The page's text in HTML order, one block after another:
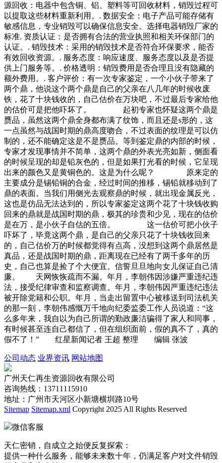
源回收：电器中包含铜、铝、塑料等可回收材料，销毁过程可
以提取这些材料重新利用。. 数据安全：电子产品可能存储有
敏感信息，专业销毁可以确保信息安全。选择电器销毁厂家的
标准. 资质认证：是否拥有合法的营业执照和相关环保部门的
认证。. 销毁技术：采用的销毁技术是否符合环保要求，能否
有效回收资源。. 服务态度：响应速度、服务态度以及是否提
供上门服务等。. 价格透明：销毁费用是否合理且没有隐藏的
额外费用。. 客户评价：有一次专家鉴定，一个小伙子带来了
两个鼎，他说这个两个鼎是自己的父亲在八几年的时候收废
铁，花了十块钱收的，自己估价在万块吧，不过最后专家给他
的估价可是把他吓坏了。 起初专家也怀疑这两个鼎是
赝品，虽然这两个鼎全身都布满了纹饰，而且还是s形的，这
一点虽然与战国时期的鼎高度吻合，不过表面的纹理是可以仿
制的，还不能确定这是不是赝品。等到鉴定鼎的内部的时候，
专家才发现事情并不简单，这两个鼎的外表光亮如新，侧面看
的时候呈现的却是铅灰色的，但是如果打光看的时候，它呈现
出来的颜色又是黄铜色的。这是为什么呢？ 原来定的
主要成分是锡铅铜的合金，经过时间的推移，锡铅就移动到了
鼎的表面。当我们用侧光去观察鼎的时候，就出现金属反光，
这也是仿品无法达到的，所以专家鉴定这两个花了十块钱收购
回来的鼎就是战国时期的鼎，极其的珍贵和少见，现在的估价
是在万，是小伙子自估的五倍。 这一估价可把小伙子
吓坏了，毕竟这两个鼎，是自己的父亲只花了十块钱收回来
的，自己估价万的时候都觉得有点高，没想到这两个鼎居然是
真品，还是战国时期的鼎，距离现在已经有了两千多年的历
史，自己也算是捡了个大便宜。信誓旦旦地向女儿保证自己清
廉。 天网恢恢疏而不漏。年月，李朝伟因涉嫌严重违纪违
法，接受纪律审查和监察调查。年月，李朝伟因严重违纪违法
被开除党籍和公职。年月，当走出留置中心被移送到司法机关
的那一刻，李朝伟感慨万千地向纪委监委工作人员说道：“这
么多年来，我自以为自己所谓的勤政廉洁骗得了家人和同事，
有时候甚至连自己都信了，但在组织面前，假的真不了，真的
假不了！” 红星新闻记者 王超 整理 编辑 张波
公司动态 业界资讯 网站地图
广州天仁再生资源回收有限公司
咨询热线：13711115910
地址：广州市天河区小新塘横圳路10号
Sitemap Sitemap.xml Copyright 2025 All Rights Reserved
微信客服
天仁密销，自成立之始便反复探索：
提供一种什么服务，能够未来数十年，仍满足客户对文件销毁